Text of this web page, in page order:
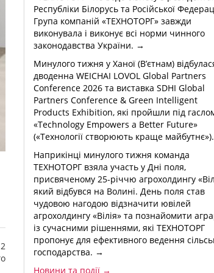
Республіки Білорусь та Російської
Група компаній «ТЕХНОТОРГ» завжди
виконувала і виконує всі норми чинного
законодавства України. →
Минулого тижня у Ханої (В’єтнам)
дводенна WEICHAI LOVOL Global Partners
Conference 2026 та виставка SDHI Global
Partners Conference & Green Intelligent
Products Exhibition, які пройшли під
«Technology Empowers a Better Future»
(«Технології створюють краще
Наприкінці минулого тижня команда
ТЕХНОТОРГ взяла участь у Дні поля,
присвяченому 25-річчю агрохолдингу
який відбувся на Волині. День поля став
чудовою нагодою відзначити ювілей
агрохолдингу «Вілія» та познайомити
із сучасними рішеннями, які ТЕХНОТОРГ
пропонує для ефективного ведення
господарства. →
Новини та події →